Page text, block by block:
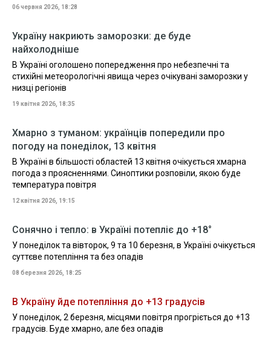
06 червня 2026, 18:28
Україну накриють заморозки: де буде
найхолодніше
В Україні оголошено попередження про небезпечні та
стихійні метеорологічні явища через очікувані заморозки у
низці регіонів
19 квітня 2026, 18:35
Хмарно з туманом: українців попередили про
погоду на понеділок, 13 квітня
В Україні в більшості областей 13 квітня очікується хмарна
погода з проясненнями. Синоптики розповіли, якою буде
температура повітря
12 квітня 2026, 19:15
Сонячно і тепло: в Україні потепліє до +18°
У понеділок та вівторок, 9 та 10 березня, в Україні очікується
суттєве потепління та без опадів
08 березня 2026, 18:25
В Україну йде потепління до +13 градусів
У понеділок, 2 березня, місцями повітря прогріється до +13
градусів. Буде хмарно, але без опадів